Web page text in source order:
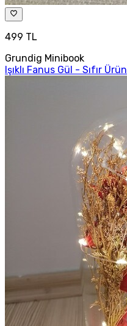
499 TL
Grundig Minibook
Işıklı Fanus Gül - Sıfır Ürün